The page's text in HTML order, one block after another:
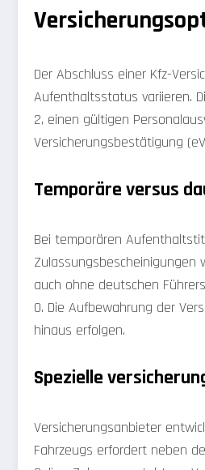
Der Abschluss einer Kfz-
Aufenthaltsstatus variieren.
2, einen gültigen
Versicherungsbestätigung
Temporäre versus
Bei temporären
Zulassungsbescheinigungen
auch ohne deutschen
0. Die Aufbewahrung der
hinaus erfolgen.
Spezielle
Versicherungsanbieter
Fahrzeugs erfordert neben